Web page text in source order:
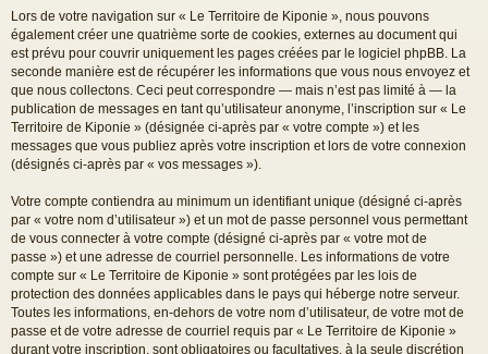
Lors de votre navigation sur « Le Territoire de Kiponie », nous pouvons
également créer une quatrième sorte de cookies, externes au document qui
est prévu pour couvrir uniquement les pages créées par le logiciel phpBB. La
seconde manière est de récupérer les informations que vous nous envoyez et
que nous collectons. Ceci peut correspondre — mais n’est pas limité à — la
publication de messages en tant qu’utilisateur anonyme, l’inscription sur « Le
Territoire de Kiponie » (désignée ci-après par « votre compte ») et les
messages que vous publiez après votre inscription et lors de votre connexion
(désignés ci-après par « vos messages »).
Votre compte contiendra au minimum un identifiant unique (désigné ci-après
par « votre nom d’utilisateur ») et un mot de passe personnel vous permettant
de vous connecter à votre compte (désigné ci-après par « votre mot de
passe ») et une adresse de courriel personnelle. Les informations de votre
compte sur « Le Territoire de Kiponie » sont protégées par les lois de
protection des données applicables dans le pays qui héberge notre serveur.
Toutes les informations, en-dehors de votre nom d’utilisateur, de votre mot de
passe et de votre adresse de courriel requis par « Le Territoire de Kiponie »
durant votre inscription, sont obligatoires ou facultatives, à la seule discrétion